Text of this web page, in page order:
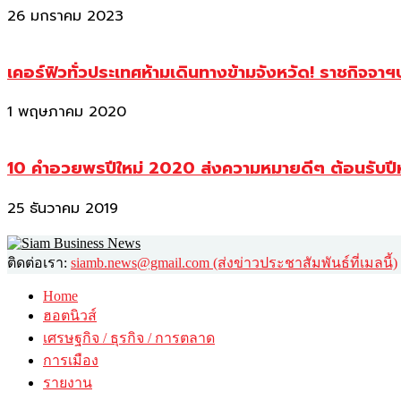
26 มกราคม 2023
เคอร์ฟิวทั่วประเทศห้ามเดินทางข้ามจังหวัด! ราชกิจจา
1 พฤษภาคม 2020
10 คำอวยพรปีใหม่ 2020 ส่งความหมายดีๆ ต้อนรับ
25 ธันวาคม 2019
ติดต่อเรา: siamb.news@gmail.com (ส่งข่าวประชาสัมพันธ์ที่เมลนี้)
Home
ฮอตนิวส์
เศรษฐกิจ / ธุรกิจ / การตลาด
การเมือง
รายงาน